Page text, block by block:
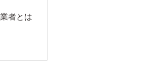
者とは